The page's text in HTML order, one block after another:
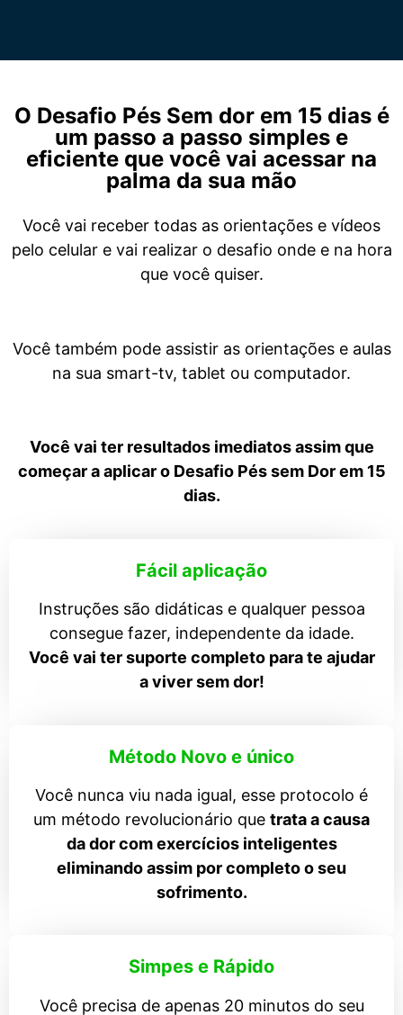
O Desafio Pés Sem dor em 15 dias é
um passo a passo simples e
eficiente que você vai acessar na
palma da sua mão
Você vai receber todas as orientações e vídeos
pelo celular e vai realizar o desafio onde e na hora
que você quiser.
Você também pode assistir as orientações e aulas
na sua smart-tv, tablet ou computador.
Você vai ter resultados imediatos assim que
começar a aplicar o Desafio Pés sem Dor em 15
dias.
Fácil aplicação
Instruções são didáticas e qualquer pessoa
consegue fazer, independente da idade.
Você vai ter suporte completo para te ajudar
a viver sem dor!
Método Novo e único
Você nunca viu nada igual, esse protocolo é
um método revolucionário que trata a causa
da dor com exercícios inteligentes
eliminando assim por completo o seu
sofrimento.
Simpes e Rápido
Você precisa de apenas 20 minutos do seu